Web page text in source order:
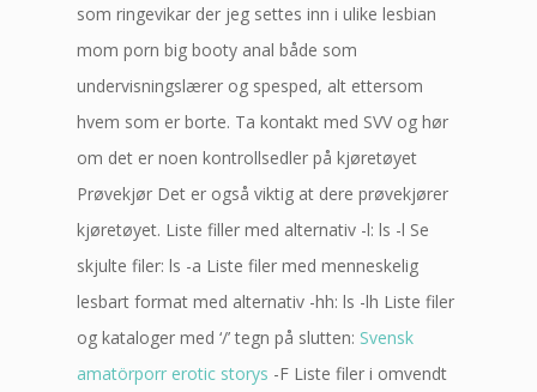
som ringevikar der jeg settes inn i ulike lesbian
mom porn big booty anal både som
undervisningslærer og spesped, alt ettersom
hvem som er borte. Ta kontakt med SVV og hør
om det er noen kontrollsedler på kjøretøyet
Prøvekjør Det er også viktig at dere prøvekjører
kjøretøyet. Liste filler med alternativ -l: ls -l Se
skjulte filer: ls -a Liste filer med menneskelig
lesbart format med alternativ -hh: ls -lh Liste filer
og kataloger med ‘/’ tegn på slutten: Svensk
amatörporr erotic storys -F Liste filer i omvendt